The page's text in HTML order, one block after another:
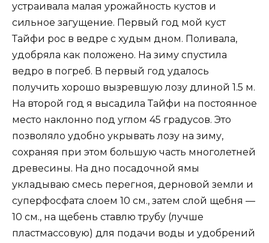
устраивала малая урожайность кустов и
сильное загущение. Первый год мой куст
Тайфи рос в ведре с худым дном. Поливала,
удобряла как положено. На зиму спустила
ведро в погреб. В первый год удалось
получить хорошо вызревшую лозу длиной 1.5 м.
На второй год я высадила Тайфи на постоянное
место наклонно под углом 45 градусов. Это
позволяло удобно укрывать лозу на зиму,
сохраняя при этом большую часть многолетней
древесины. На дно посадочной ямы
укладываю смесь перегноя, дерновой земли и
суперфосфата слоем 10 см., затем слой щебня —
10 см., на щебень ставлю трубу (лучше
пластмассовую) для подачи воды и удобрений